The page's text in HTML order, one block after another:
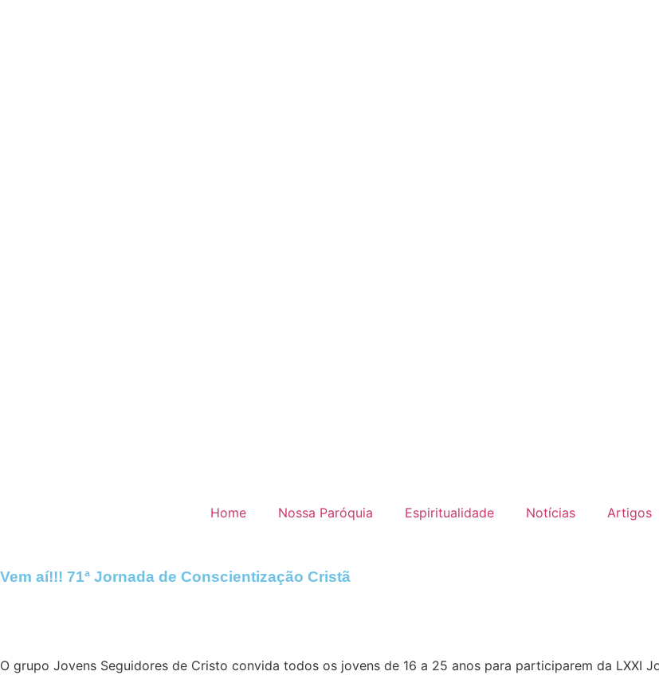
Home Nossa Paróquia Espiritualidade Notícias Artigos
Vem aí!!! 71ª Jornada de Conscientização Cristã
O grupo Jovens Seguidores de Cristo convida todos os jovens de 16 a 25 anos para participarem da LXXI